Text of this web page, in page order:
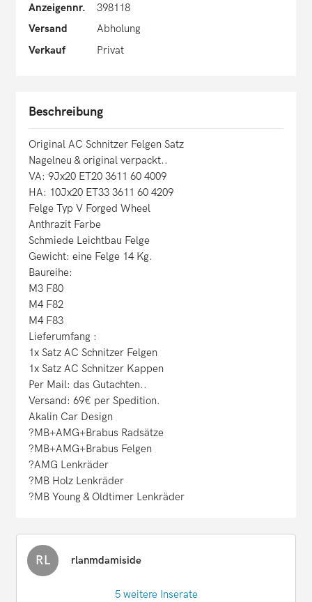
Anzeigennr.
398118
Versand
Abholung
Verkauf
Privat
Beschreibung
Original AC Schnitzer Felgen Satz
Nagelneu & original verpackt..
VA: 9Jx20 ET20 3611 60 4009
HA: 10Jx20 ET33 3611 60 4209
Felge Typ V Forged Wheel
Anthrazit Farbe
Schmiede Leichtbau Felge
Gewicht: eine Felge 14 Kg.
Baureihe:
M3 F80
M4 F82
M4 F83
Lieferumfang :
1x Satz AC Schnitzer Felgen
1x Satz AC Schnitzer Kappen
Per Mail: das Gutachten..
Versand: 69€ per Spedition.
Akalin Car Design
?MB+AMG+Brabus Radsätze
?MB+AMG+Brabus Felgen
?AMG Lenkräder
?MB Holz Lenkräder
?MB Young & Oldtimer Lenkräder
RL rlanmdamiside
5 weitere Inserate